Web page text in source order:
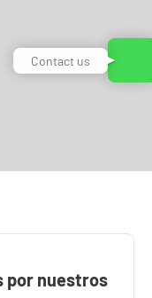
por nuestros
Contact us